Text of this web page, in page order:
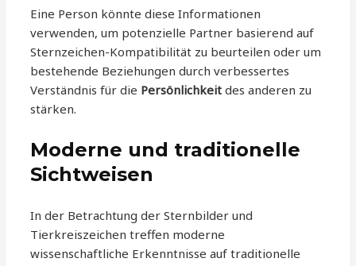
Eine Person könnte diese Informationen
verwenden, um potenzielle Partner basierend auf
Sternzeichen-Kompatibilität zu beurteilen oder um
bestehende Beziehungen durch verbessertes
Verständnis für die Persönlichkeit des anderen zu
stärken.
Moderne und traditionelle
Sichtweisen
In der Betrachtung der Sternbilder und
Tierkreiszeichen treffen moderne
wissenschaftliche Erkenntnisse auf traditionelle